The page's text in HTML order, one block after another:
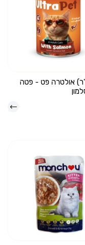
ג''ר) אולטרה פט - פטה